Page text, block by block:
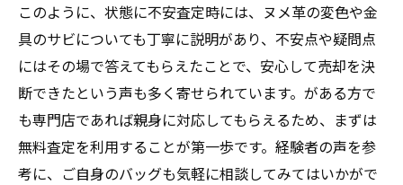
このように、状態に不安査定時には、ヌメ革の変色や金
具のサビについても丁寧に説明があり、不安点や疑問点
にはその場で答えてもらえたことで、安心して売却を決
断できたという声も多く寄せられています。がある方で
も専門店であれば親身に対応してもらえるため、まずは
無料査定を利用することが第一歩です。経験者の声を参
考に、ご自身のバッグも気軽に相談してみてはいかがで